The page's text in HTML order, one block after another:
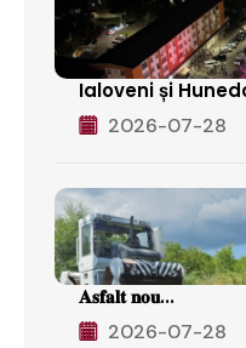
Ialoveni și
2026-07-28
𝐀𝐬𝐟𝐚𝐥𝐭 𝐧𝐨𝐮...
2026-07-28